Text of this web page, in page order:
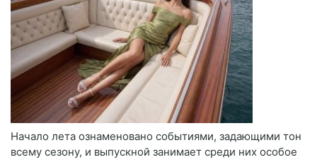
Начало лета ознаменовано событиями, задающими тон
всему сезону, и выпускной занимает среди них особое